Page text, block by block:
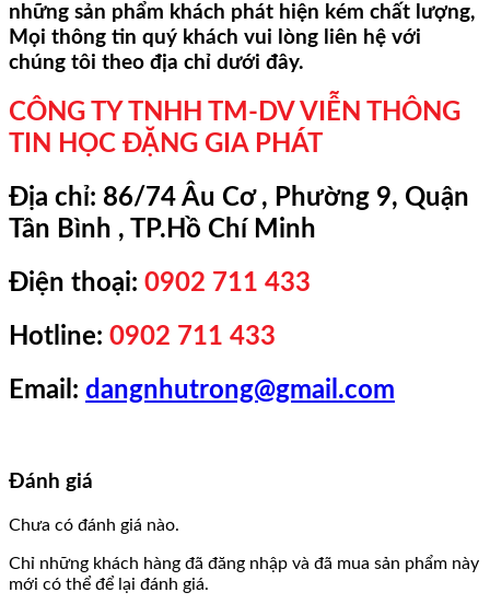
những sản phẩm khách phát hiện kém chất lượng,
Mọi thông tin quý khách vui lòng liên hệ với
chúng tôi theo địa chỉ dưới đây.
CÔNG TY TNHH TM-DV VIỄN THÔNG
TIN HỌC ĐẶNG GIA PHÁT
Địa chỉ: 86/74 Âu Cơ , Phường 9, Quận
Tân Bình , TP.Hồ Chí Minh
Điện thoại: 0902 711 433
Hotline: 0902 711 433
Email: dangnhutrong@gmail.com
Đánh giá
Chưa có đánh giá nào.
Chỉ những khách hàng đã đăng nhập và đã mua sản phẩm này
mới có thể để lại đánh giá.